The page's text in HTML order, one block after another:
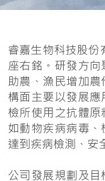
睿嘉生物科技股份
座右銘。研發方
助農、漁民增加
構面主要以發展
檢所使用之抗體
如動物疾病病毒
達到疾病檢測、安
公司發展規劃及